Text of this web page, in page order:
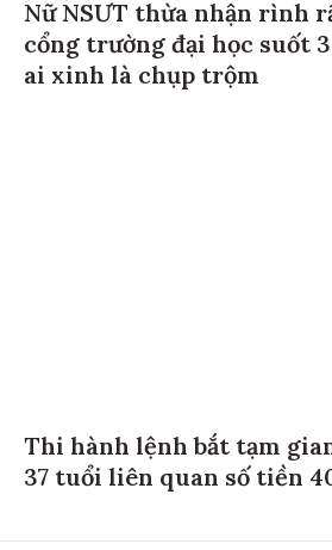
Nữ NSƯT thừa nhận rình
cổng trường đại học suốt
ai xinh là chụp trộm
Thi hành lệnh bắt tạm
37 tuổi liên quan số tiền